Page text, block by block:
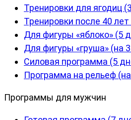
Тренировки для ягодиц
Тренировки после 40
Для фигуры «яблоко» (5
Для фигуры «груша» (на
Силовая программа (5
Программа на рельеф
Программы для мужчин